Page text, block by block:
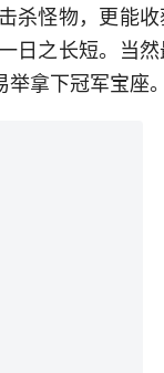
杀怪物，更能
日之长短。当
拿下冠军宝座。